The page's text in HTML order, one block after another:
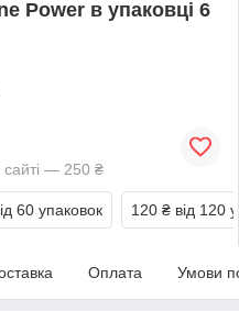
Power в упаковці 6
сайті — 250 ₴
60 упаковок 120 ₴ від 120
Оплата Умови